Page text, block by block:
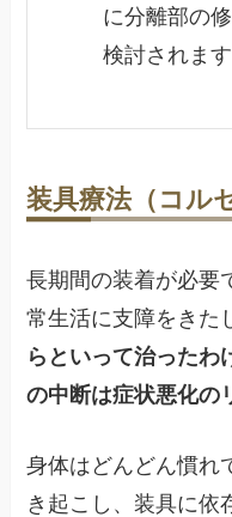
に分離部の
検討されます
装具療法（コル
長期間の装着が必要
常生活に支障をきた
らといって治ったわ
の中断は症状悪化の
身体はどんどん慣れ
き起こし、装具に依